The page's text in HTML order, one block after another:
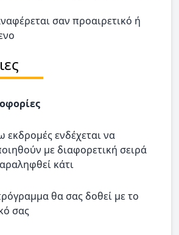
σαν προαιρετικό ή
εκδρομές ενδέχεται να
με διαφορετική σειρά
κάτι
θα σας δοθεί με το
σας